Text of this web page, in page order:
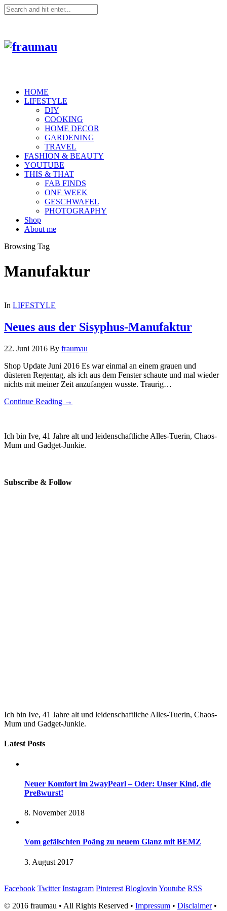
HOME
LIFESTYLE
DIY
COOKING
HOME DECOR
GARDENING
TRAVEL
FASHION & BEAUTY
YOUTUBE
THIS & THAT
FAB FINDS
ONE WEEK
GESCHWAFEL
PHOTOGRAPHY
Shop
About me
Browsing Tag
Manufaktur
In LIFESTYLE
Neues aus der Sisyphus-Manufaktur
22. Juni 2016 By fraumau
Shop Update Juni 2016 Es war einmal an einem grauen und
düsteren Regentag, als ich aus dem Fenster schaute und mal wieder
nichts mit meiner Zeit anzufangen wusste. Traurig…
Continue Reading →
Ich bin Ive, 41 Jahre alt und leidenschaftliche Alles-Tuerin, Chaos-
Mum und Gadget-Junkie.
Subscribe & Follow
Ich bin Ive, 41 Jahre alt und leidenschaftliche Alles-Tuerin, Chaos-
Mum und Gadget-Junkie.
Latest Posts
Neuer Komfort im 2wayPearl – Oder: Unser Kind, die
Preßwurst!
8. November 2018
Vom gefälschten Poäng zu neuem Glanz mit BEMZ
3. August 2017
Facebook Twitter Instagram Pinterest Bloglovin Youtube RSS
© 2016 fraumau • All Rights Reserved • Impressum • Disclaimer•